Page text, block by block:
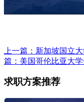
上一篇：新加坡国立
篇：美国哥伦比亚大
求职方案推荐